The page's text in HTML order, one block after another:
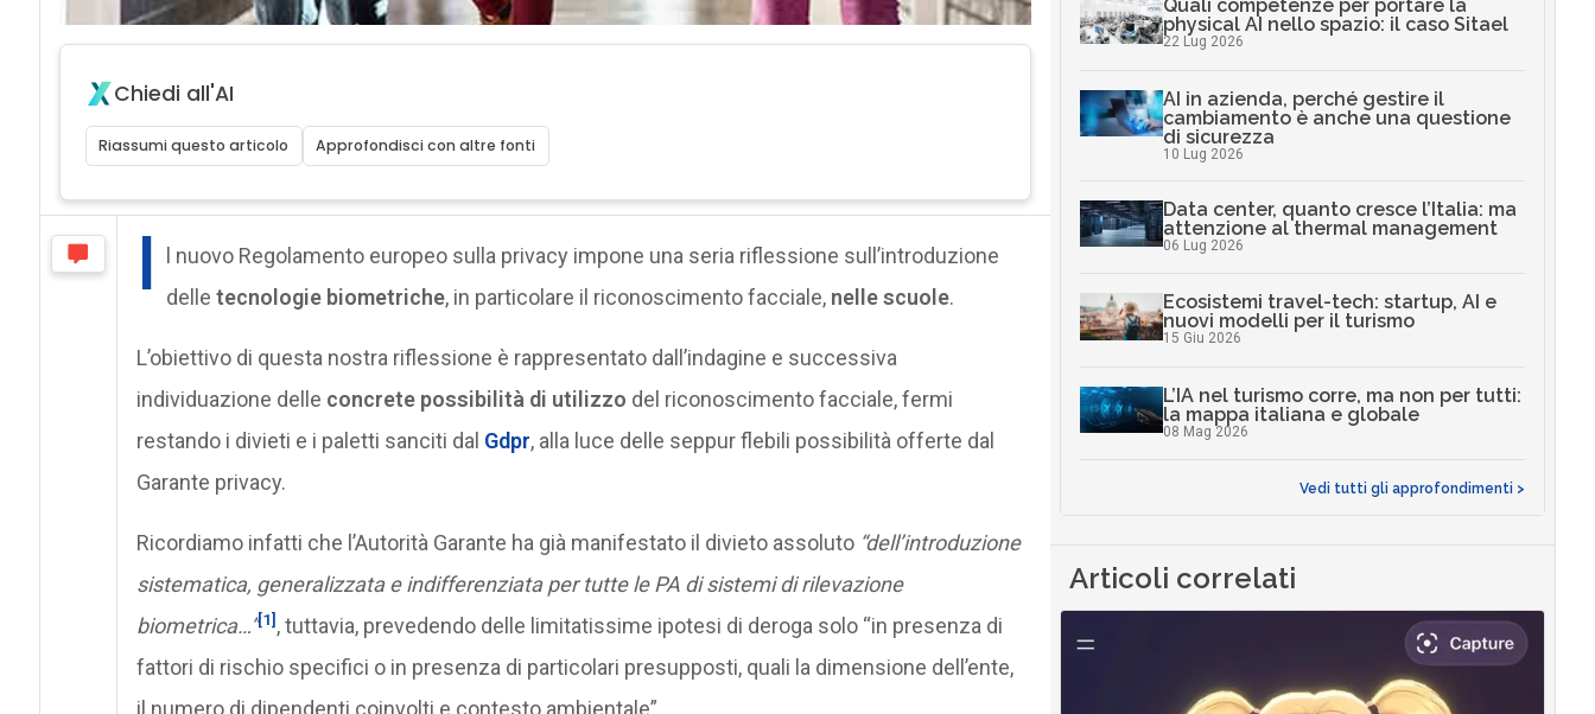
Chiedi all'AI
Riassumi questo articolo Approfondisci con altre fonti
I
l nuovo Regolamento europeo sulla privacy impone una seria riflessione sull’introduzione
delle tecnologie biometriche, in particolare il riconoscimento facciale, nelle scuole.
L’obiettivo di questa nostra riflessione è rappresentato dall’indagine e successiva
individuazione delle concrete possibilità di utilizzo del riconoscimento facciale, fermi
restando i divieti e i paletti sanciti dal Gdpr, alla luce delle seppur flebili possibilità offerte dal
Garante privacy.
Ricordiamo infatti che l’Autorità Garante ha già manifestato il divieto assoluto “dell’introduzione
sistematica, generalizzata e indifferenziata per tutte le PA di sistemi di rilevazione
biometrica…”[1] , tuttavia, prevedendo delle limitatissime ipotesi di deroga solo “in presenza di
fattori di rischio specifici o in presenza di particolari presupposti, quali la dimensione dell’ente,
il numero di dipendenti coinvolti e contesto ambientale”.
Quali competenze per portare la
physical AI nello spazio: il caso Sitael
22 Lug 2026
AI in azienda, perché gestire il
cambiamento è anche una questione
di sicurezza
10 Lug 2026
Data center, quanto cresce l’Italia: ma
attenzione al thermal management
06 Lug 2026
Ecosistemi travel-tech: startup, AI e
nuovi modelli per il turismo
15 Giu 2026
L’IA nel turismo corre, ma non per tutti:
la mappa italiana e globale
08 Mag 2026
Vedi tutti gli approfondimenti >
Articoli correlati